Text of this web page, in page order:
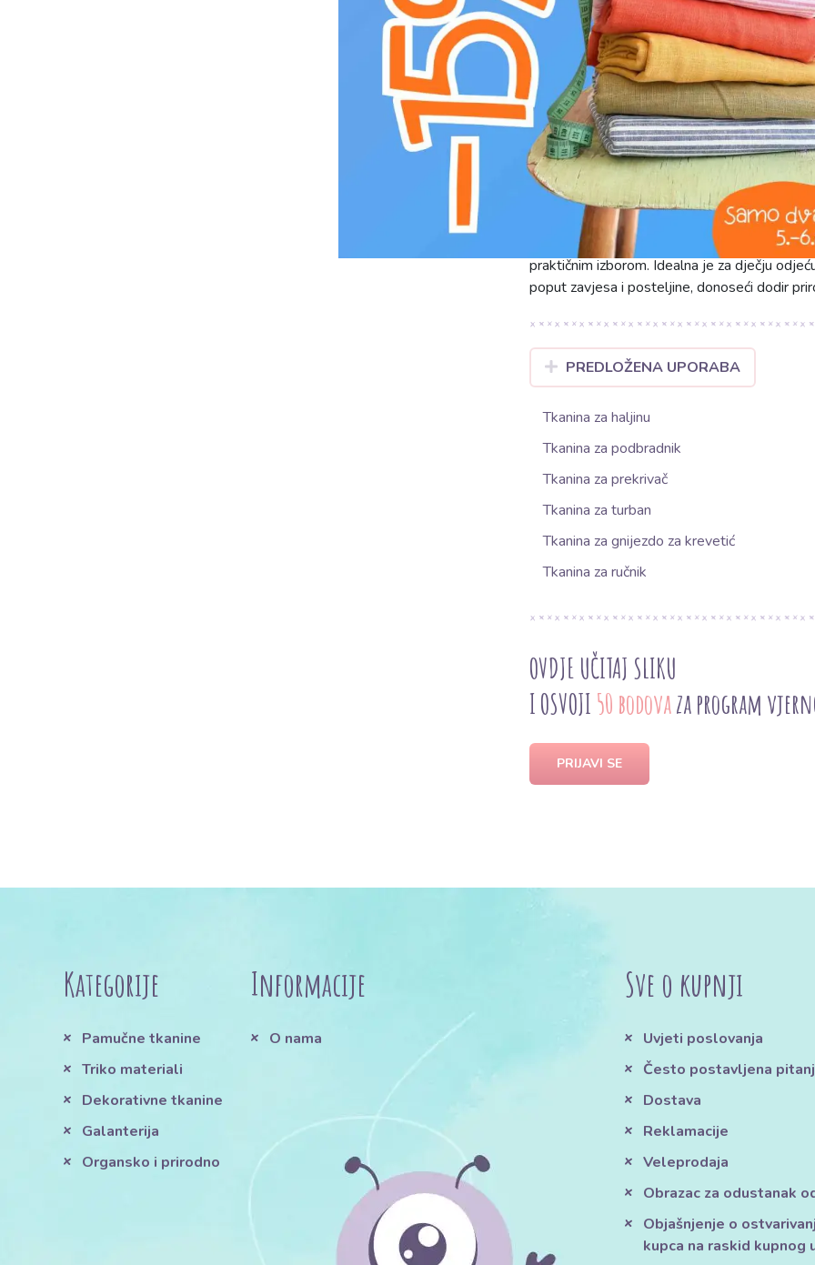
L profesionalno kemijsko čišćenje
g prati na 30°C
Upoznajte Tetra Tkaninu/Muslin u
iznimnu udobnost. Izrađena od 100%
dodir, čineći je idealnom za osjetljivu kožu i
gramažom od 125 g/m2, savršena je za
prozračnost osigurava udobnost tijekom
praktičnim izborom. Idealna je za dječju
poput zavjesa i posteljine, donoseći dodir
PREDLOŽENA UPORABA
Tkanina za haljinu
Tkanina za podbradnik
Tkanina za prekrivač
Tkanina za turban
Tkanina za gnijezdo za krevetić
Tkanina za ručnik
OVDJE UČITAJ SLIKU
I OSVOJI 50 bodovaza program
PRIJAVI SE
Kategorije
Pamučne tkanine
Triko materiali
Dekorativne tkanine
Galanterija
Organsko i prirodno
Informacije
O nama
Sve o kupnji
Uvjeti poslovanja
Često postavljena
Dostava
Reklamacije
Veleprodaja
Obrazac za odustanak
Objašnjenje o
kupca na raskid kupnog